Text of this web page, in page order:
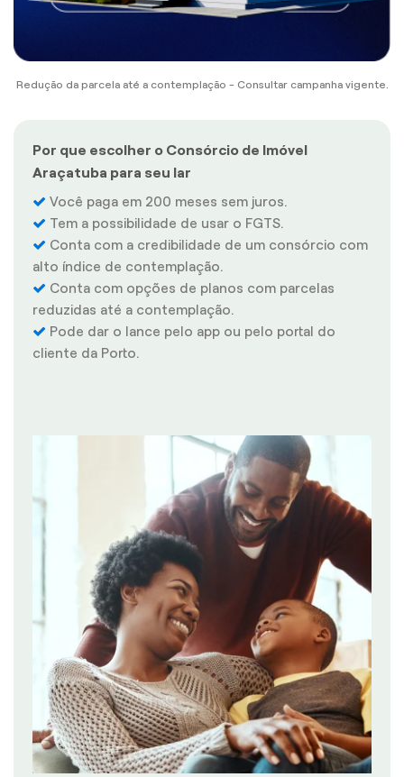
Redução da parcela até a contemplação - Consultar campanha vigente.
Por que escolher o Consórcio de Imóvel
Araçatuba para seu lar
Você paga em 200 meses sem juros.
Tem a possibilidade de usar o FGTS.
Conta com a credibilidade de um consórcio com
alto índice de contemplação.
Conta com opções de planos com parcelas
reduzidas até a contemplação.
Pode dar o lance pelo app ou pelo portal do
cliente da Porto.